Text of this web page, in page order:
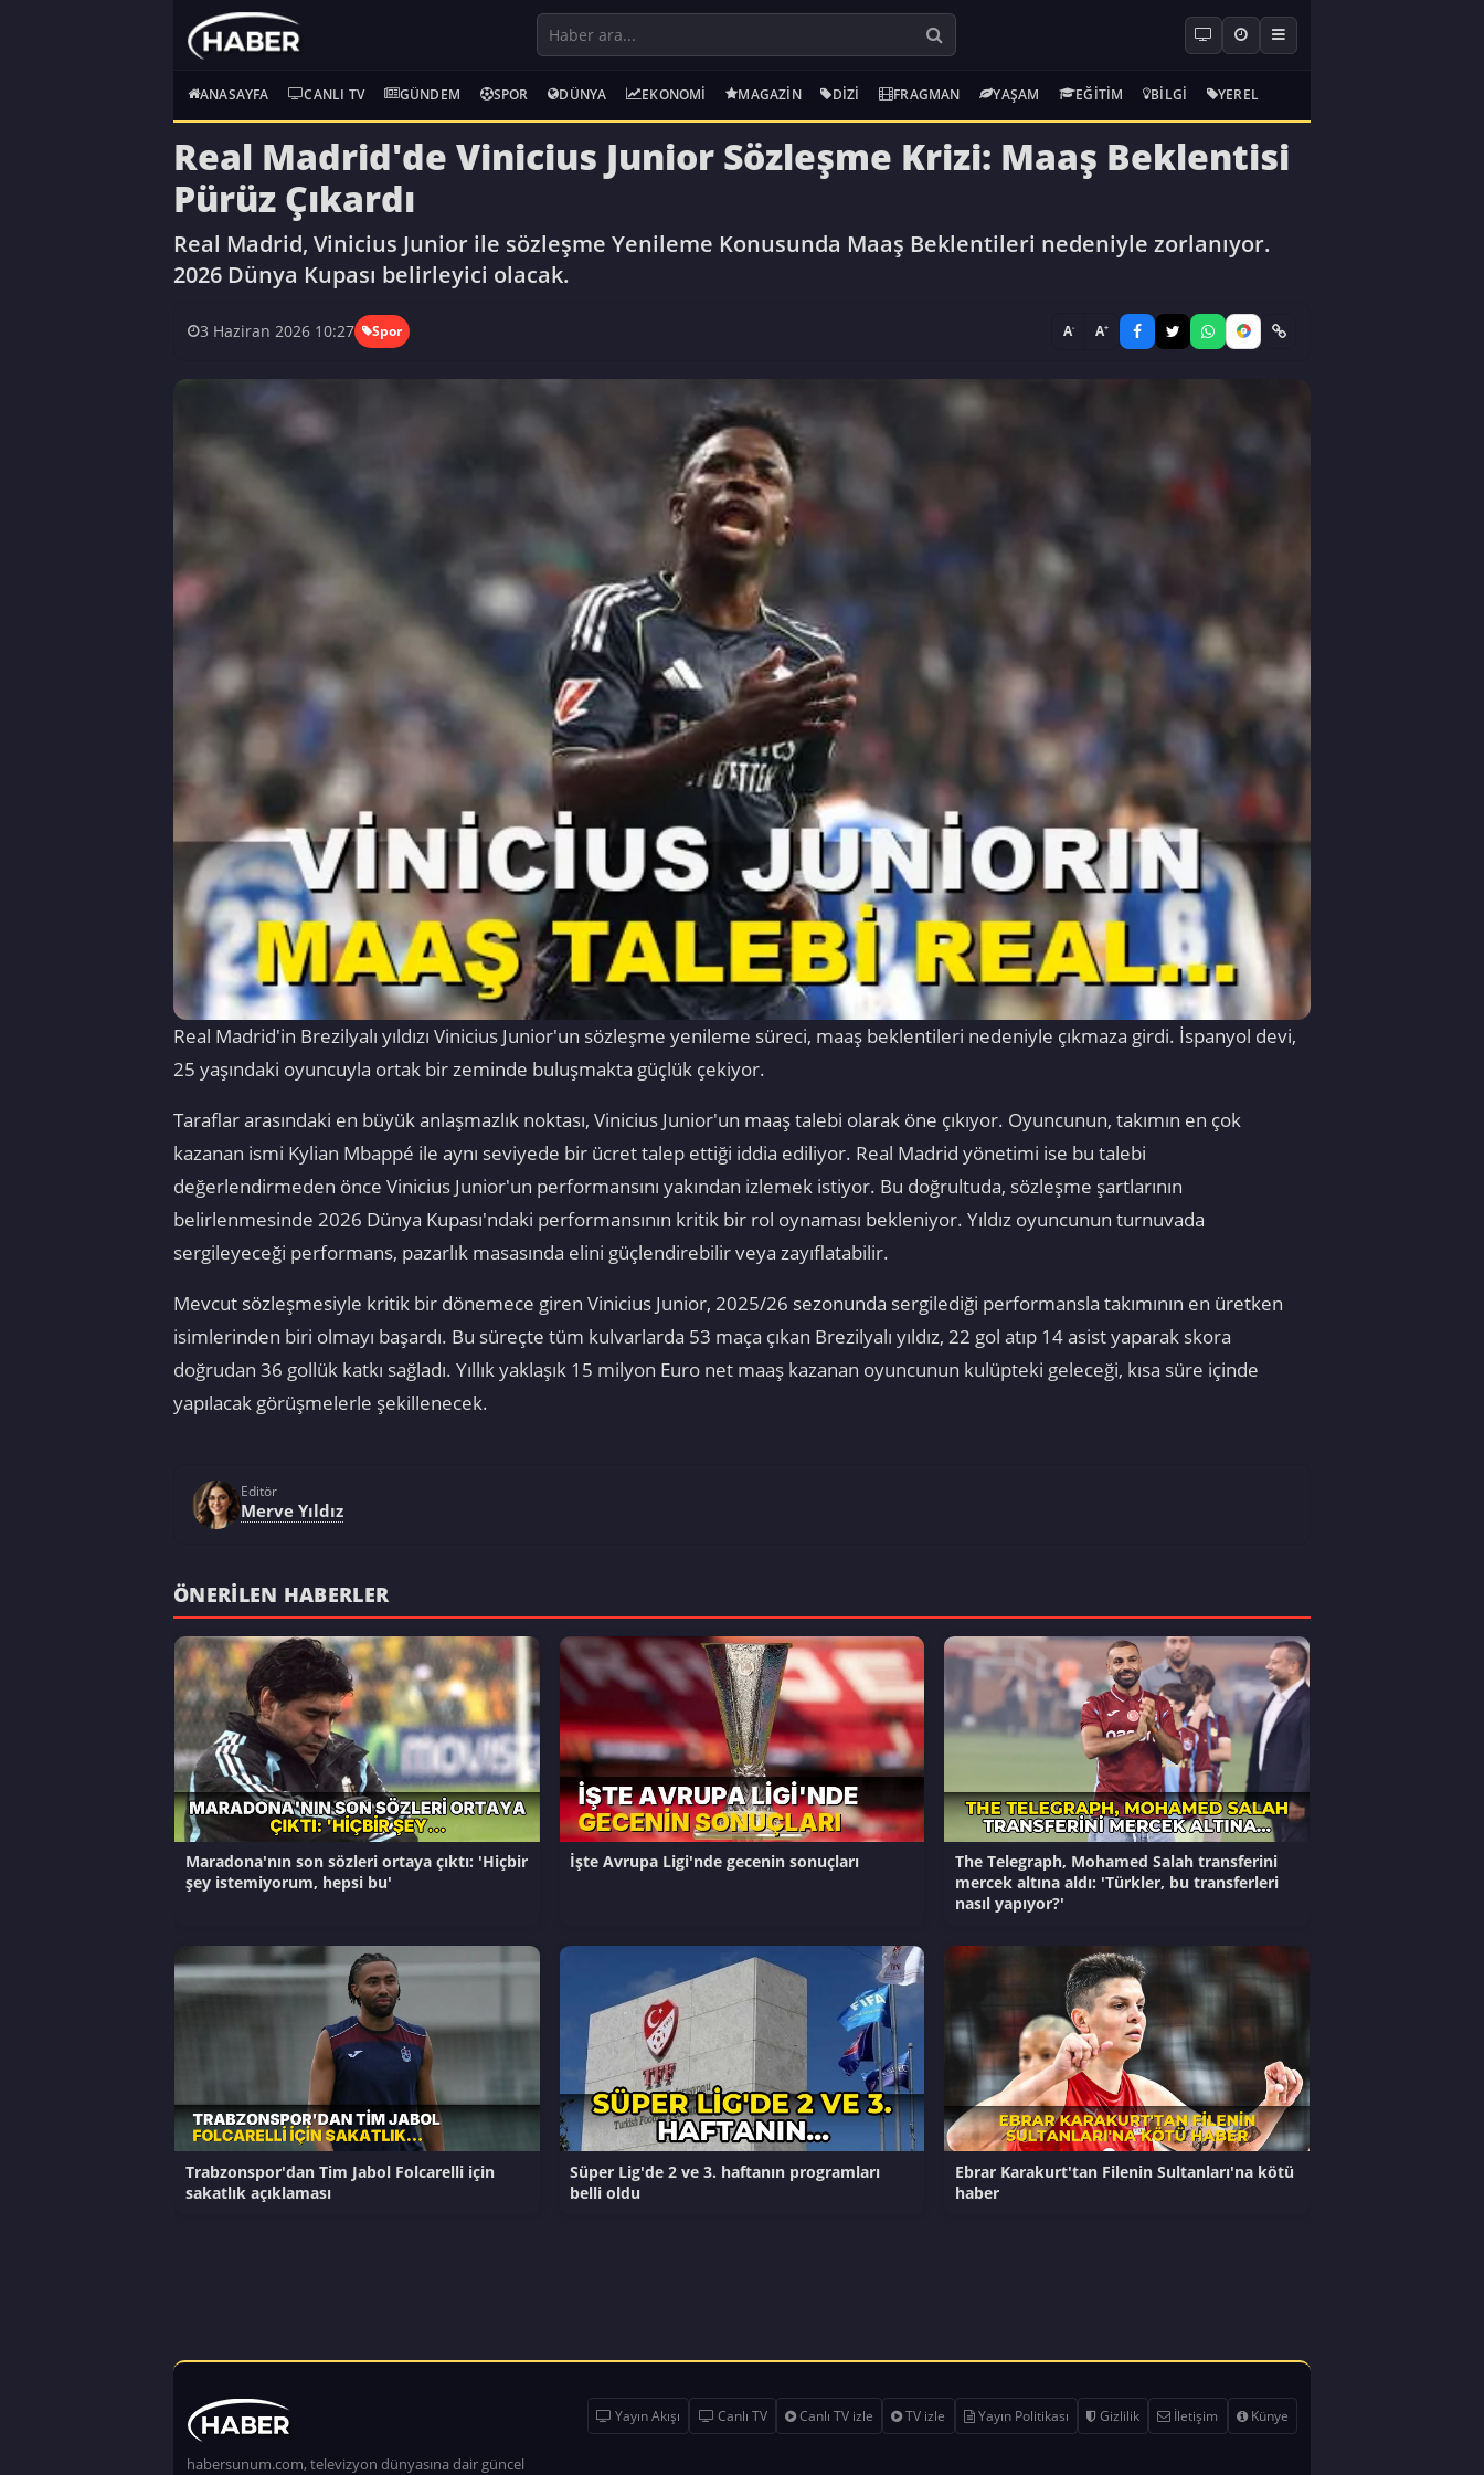
ANASAYFA CANLI TV GÜNDEM SPOR DÜNYA EKONOMI MAGAZIN DIZI FRAGMAN YAŞAM EĞITIM BILGI YEREL
Real Madrid'de Vinicius Junior Sözleşme Krizi: Maaş Beklentisi
Pürüz Çıkardı
Real Madrid, Vinicius Junior ile sözleşme Yenileme Konusunda Maaş Beklentileri nedeniyle zorlanıyor.
2026 Dünya Kupası belirleyici olacak.
3 Haziran 2026 10:27 Spor A- A+
Real Madrid'in Brezilyalı yıldızı Vinicius Junior'un sözleşme yenileme süreci, maaş beklentileri nedeniyle çıkmaza girdi. İspanyol devi,
25 yaşındaki oyuncuyla ortak bir zeminde buluşmakta güçlük çekiyor.
Taraflar arasındaki en büyük anlaşmazlık noktası, Vinicius Junior'un maaş talebi olarak öne çıkıyor. Oyuncunun, takımın en çok
kazanan ismi Kylian Mbappé ile aynı seviyede bir ücret talep ettiği iddia ediliyor. Real Madrid yönetimi ise bu talebi
değerlendirmeden önce Vinicius Junior'un performansını yakından izlemek istiyor. Bu doğrultuda, sözleşme şartlarının
belirlenmesinde 2026 Dünya Kupası'ndaki performansının kritik bir rol oynaması bekleniyor. Yıldız oyuncunun turnuvada
sergileyeceği performans, pazarlık masasında elini güçlendirebilir veya zayıflatabilir.
Mevcut sözleşmesiyle kritik bir dönemece giren Vinicius Junior, 2025/26 sezonunda sergilediği performansla takımının en üretken
isimlerinden biri olmayı başardı. Bu süreçte tüm kulvarlarda 53 maça çıkan Brezilyalı yıldız, 22 gol atıp 14 asist yaparak skora
doğrudan 36 gollük katkı sağladı. Yıllık yaklaşık 15 milyon Euro net maaş kazanan oyuncunun kulüpteki geleceği, kısa süre içinde
yapılacak görüşmelerle şekillenecek.
Editör
Merve Yıldız
ÖNERILEN HABERLER
Maradona'nın son sözleri ortaya çıktı: 'Hiçbir
şey istemiyorum, hepsi bu'
İşte Avrupa Ligi'nde gecenin sonuçları
The Telegraph, Mohamed Salah transferini
mercek altına aldı: 'Türkler, bu transferleri
nasıl yapıyor?'
Trabzonspor'dan Tim Jabol Folcarelli için
sakatlık açıklaması
Süper Lig'de 2 ve 3. haftanın programları
belli oldu
Ebrar Karakurt'tan Filenin Sultanları'na kötü
haber
habersunum.com, televizyon dünyasına dair güncel
Yayın Akışı Canlı TV Canlı TV izle TV izle Yayın Politikası Gizlilik İletişim Künye